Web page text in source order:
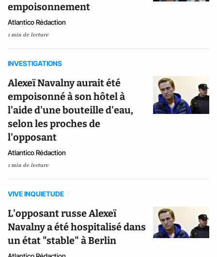
empoisonnement
Atlantico Rédaction
1 min de lecture
INVESTIGATIONS
Alexeï Navalny aurait été
empoisonné à son hôtel à
l'aide d'une bouteille d'eau,
selon les proches de
l'opposant
Atlantico Rédaction
1 min de lecture
VIVE INQUIETUDE
L'opposant russe Alexeï
Navalny a été hospitalisé dans
un état "stable" à Berlin